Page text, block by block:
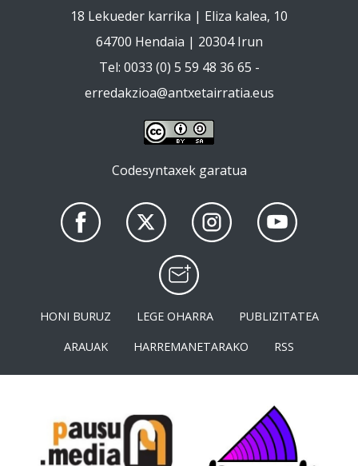
18 Lekueder karrika | Eliza kalea, 10
64700 Hendaia | 20304 Irun
Tel: 0033 (0) 5 59 48 36 65 -
erredakzioa@antxetairratia.eus
Codesyntaxek garatua
HONI BURUZ LEGE OHARRA
PUBLIZITATEA
ARAUAK
HARREMANETARAKO RSS